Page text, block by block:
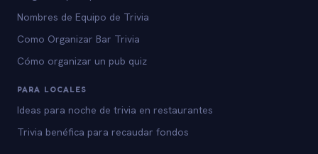
Nombres de Equipo de Trivia
Como Organizar Bar Trivia
Cómo organizar un pub quiz
PARA LOCALES
Ideas para noche de trivia en restaurantes
Trivia benéfica para recaudar fondos